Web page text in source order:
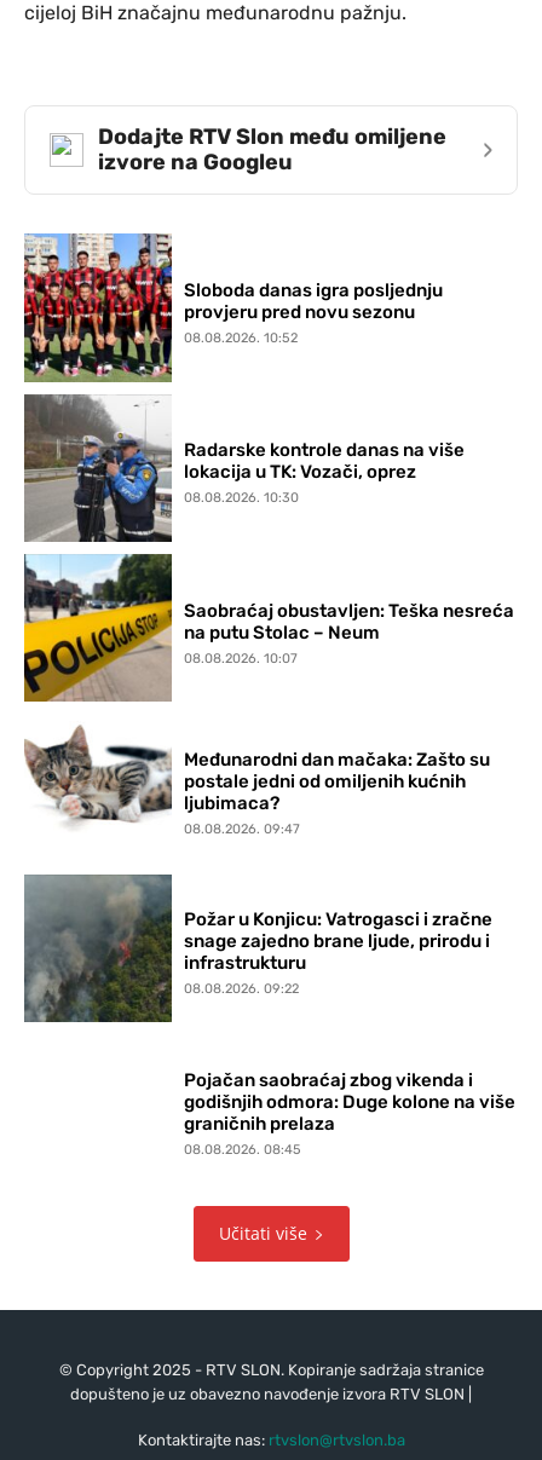
cijeloj BiH značajnu međunarodnu pažnju.
Dodajte RTV Slon među omiljene
izvore na Googleu
›
Sloboda danas igra posljednju
provjeru pred novu sezonu
08.08.2026. 10:52
Radarske kontrole danas na više
lokacija u TK: Vozači, oprez
08.08.2026. 10:30
Saobraćaj obustavljen: Teška nesreća
na putu Stolac – Neum
08.08.2026. 10:07
Međunarodni dan mačaka: Zašto su
postale jedni od omiljenih kućnih
ljubimaca?
08.08.2026. 09:47
Požar u Konjicu: Vatrogasci i zračne
snage zajedno brane ljude, prirodu i
infrastrukturu
08.08.2026. 09:22
Pojačan saobraćaj zbog vikenda i
godišnjih odmora: Duge kolone na više
graničnih prelaza
08.08.2026. 08:45
Učitati više
© Copyright 2025 - RTV SLON. Kopiranje sadržaja stranice
dopušteno je uz obavezno navođenje izvora RTV SLON |
Kontaktirajte nas: rtvslon@rtvslon.ba